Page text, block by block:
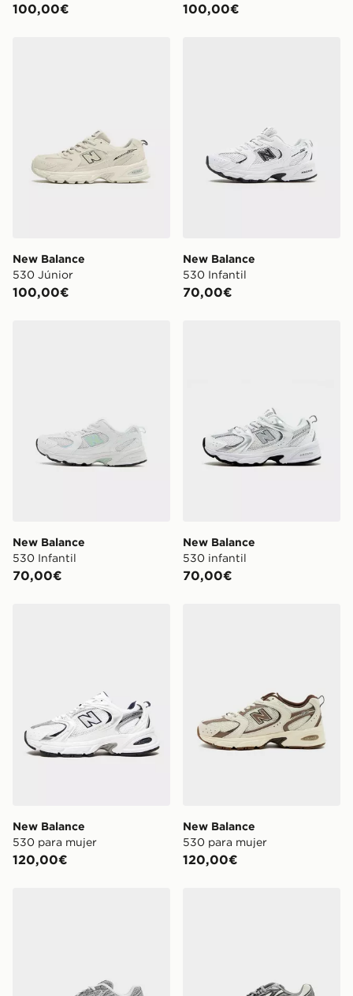
100,00€ 100,00€
New Balance
530 Júnior
100,00€
New Balance
530 Infantil
70,00€
New Balance
530 Infantil
70,00€
New Balance
530 infantil
70,00€
New Balance
530 para mujer
120,00€
New Balance
530 para mujer
120,00€